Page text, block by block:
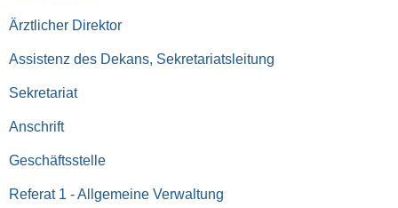
Ärztlicher Direktor
Assistenz des Dekans, Sekretariatsleitung
Sekretariat
Anschrift
Geschäftsstelle
Referat 1 - Allgemeine Verwaltung